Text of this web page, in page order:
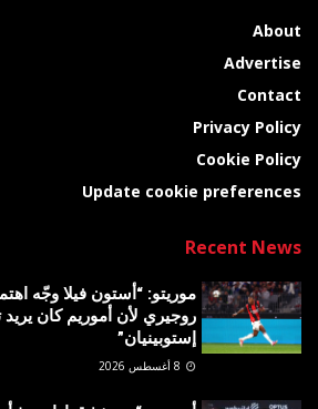
About
Advertise
Contact
Privacy Policy
Cookie Policy
Update cookie preferences
Recent News
موريتو: “أستون فيلا وجّه
روجيري لأن أموريم كان يريد
إستوبينيان”